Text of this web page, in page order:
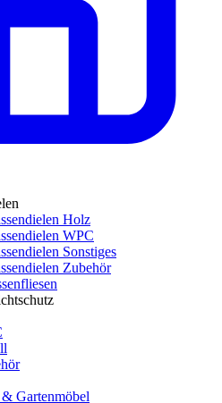
Holz
WPC
Sonstiges
Zubehör
& Gartenmöbel